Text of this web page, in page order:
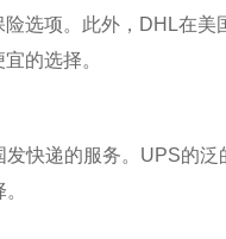
选项。此外，DHL在美
的选择。
快递的服务。UPS的